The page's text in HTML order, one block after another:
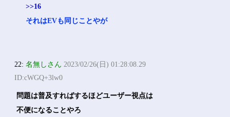
>>16
それはEVも同じことやが
22:名無しさん 2023/02/26(日) 01:28:08.29
ID:cWGQ+3lw0
問題は普及すればするほどユーザー視点は
不便になることやろ